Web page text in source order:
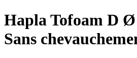
Hapla Tofoam D
Sans